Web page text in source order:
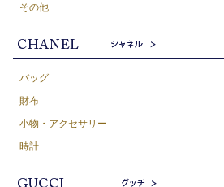
その他
バッグ
財布
小物・アクセサリー
時計